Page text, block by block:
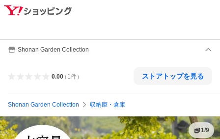
Shonan Garden Collection
0.00（ 1件） ストアトップを見る
Shonan Garden Collection 収納庫・倉庫
1/9